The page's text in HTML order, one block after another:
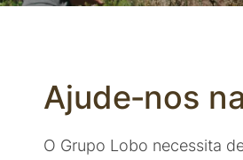
Ajude‑nos
O Grupo Lobo necessita